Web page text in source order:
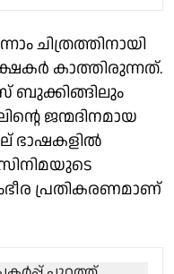
ചിത്രത്തിനായി
കാത്തിരുന്നത്.
ബുക്കിങ്ങിലും
ജന്മദിനമായ
ഭാഷകളില്‍
പ്രതികരണമാണ്